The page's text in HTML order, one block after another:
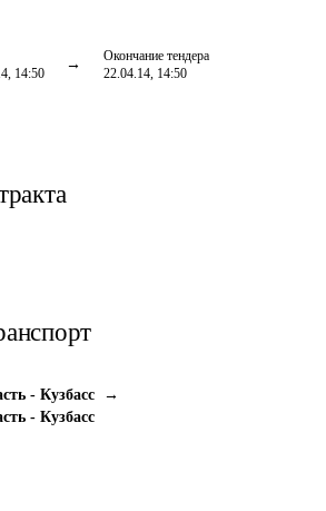
14:50
Окончание тендера
22.04.14, 14:50
- Кузбасс
→
- Кузбасс